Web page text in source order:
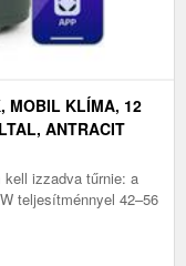
MOBIL KLÍMA, 12
ANTRACIT
izzadva tűrnie: a
teljesítménnyel 42–56